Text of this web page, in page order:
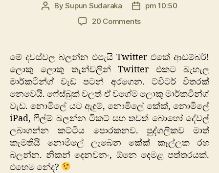
PostBySupun Sudaraka
Postpm 10:50
20 Commentson
සෝෂල්
මේ දවස්වල බලන්න එපැයි Twitter එකේ ආඩම්බර්!
ලොකු ලොකු තැන්වලින් Twitter එකට බැහැල
මාර්කටින්ග් වැඩ පටන් අරගෙන. ට්විටර් විතරක්
නෙවෙයි. ෆේස්බුක් වලත් ඒ වගේම ලොකු මාර්කටින්ග්
වැඩ. නොමිලේ යට ඇඳුම්, නොමිලේ කේක්, නොමිලේ
iPad, ෆිල්ම් බලන්න ටිකට් සහ තවත් බොහෝ දේවල්
ලබාගන්න කට්ටිය පොරකනව. පුද්ගලිකව මාත්
කැමතියි නොමිලේ ලැබෙන කේක් කෑල්ලක රහ
බලන්න. නිකන් දෙනවනං, ඕනෙ දෙමළ පත්තරයක්.
එහෙම නේද?